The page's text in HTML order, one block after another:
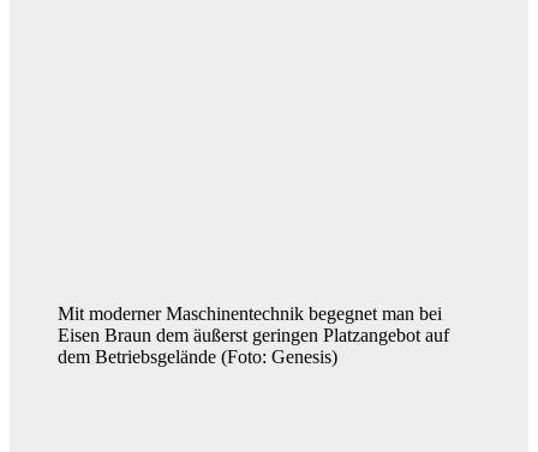
Mit moderner Maschinentechnik begegnet man bei
Eisen Braun dem äußerst geringen Platzangebot auf
dem Betriebsgelände (Foto: Genesis)